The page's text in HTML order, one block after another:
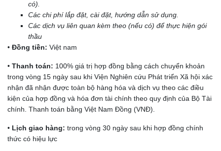
có).
Các chi phí lắp đặt, cài đặt, hướng dẫn sử dụng.
Các dịch vụ liên quan kèm theo (nếu có) để thực hiện gói
thầu
• Đồng tiền: Việt nam
• Thanh toán: 100% giá trị hợp đồng bằng cách chuyển khoản
trong vòng 15 ngày sau khi Viện Nghiên cứu Phát triển Xã hội xác
nhận đã nhận được toàn bộ hàng hóa và dịch vụ theo các điều
kiện của hợp đồng và hóa đơn tài chính theo quy định của Bộ Tài
chính. Thanh toán bằng Việt Nam Đồng (VNĐ).
• Lịch giao hàng: trong vòng 30 ngày sau khi hợp đồng chính
thức có hiệu lực